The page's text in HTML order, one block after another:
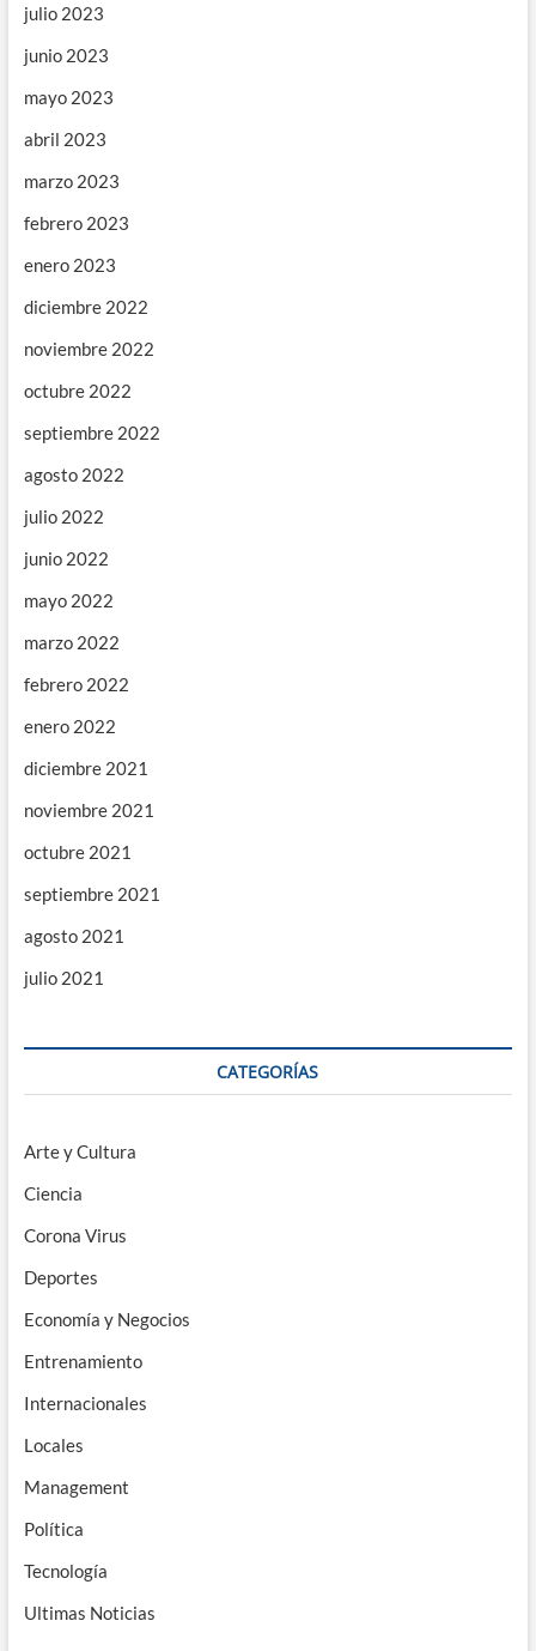
julio 2023
junio 2023
mayo 2023
abril 2023
marzo 2023
febrero 2023
enero 2023
diciembre 2022
noviembre 2022
octubre 2022
septiembre 2022
agosto 2022
julio 2022
junio 2022
mayo 2022
marzo 2022
febrero 2022
enero 2022
diciembre 2021
noviembre 2021
octubre 2021
septiembre 2021
agosto 2021
julio 2021
CATEGORÍAS
Arte y Cultura
Ciencia
Corona Virus
Deportes
Economía y Negocios
Entrenamiento
Internacionales
Locales
Management
Política
Tecnología
Ultimas Noticias